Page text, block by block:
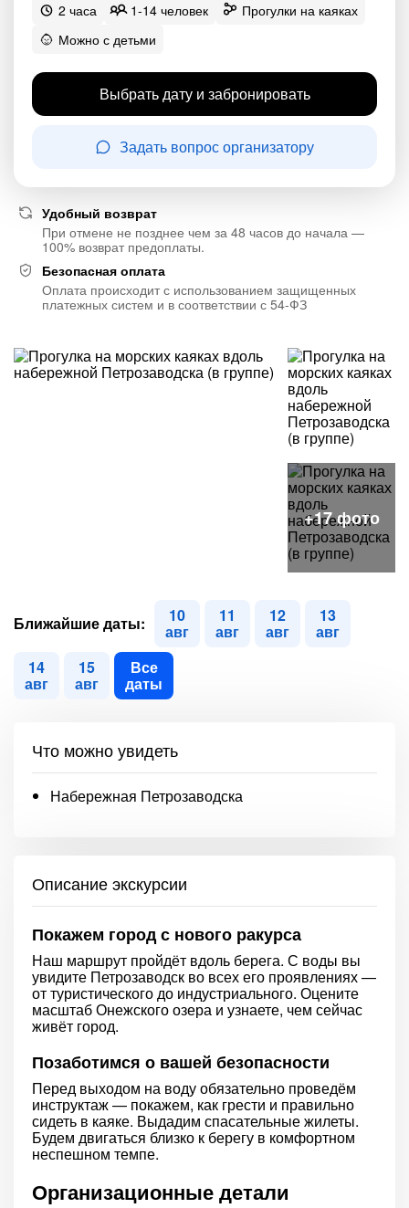
2 часа 1-14 человек
Прогулки на каяках
Можно с детьми
Выбрать дату и забронировать
Задать вопрос организатору
Удобный возврат
При отмене не позднее чем за 48 часов до начала —
100% возврат предоплаты.
Безопасная оплата
Оплата происходит с использованием защищенных
платежных систем и в соответствии с 54-ФЗ
Ближайшие даты: 10
авг
11
авг
12
авг
13
авг
14
авг
15
авг
Все
даты
Что можно увидеть
Набережная Петрозаводска
Описание экскурсии
Покажем город с нового ракурса
Наш маршрут пройдёт вдоль берега. С воды вы
увидите Петрозаводск во всех его проявлениях —
от туристического до индустриального. Оцените
масштаб Онежского озера и узнаете, чем сейчас
живёт город.
Позаботимся о вашей безопасности
Перед выходом на воду обязательно проведём
инструктаж — покажем, как грести и правильно
сидеть в каяке. Выдадим спасательные жилеты.
Будем двигаться близко к берегу в комфортном
неспешном темпе.
Организационные детали